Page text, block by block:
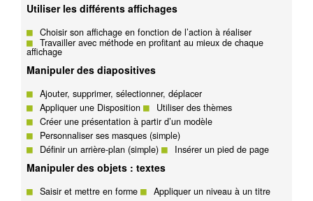
Utiliser les différents affichages
Choisir son affichage en fonction de l’action à réaliser
Travailler avec méthode en profitant au mieux de chaque
affichage
Manipuler des diapositives
Ajouter, supprimer, sélectionner, déplacer
Appliquer une Disposition
Utiliser des thèmes
Créer une présentation à partir d’un modèle
Personnaliser ses masques (simple)
Définir un arrière-plan (simple)
Insérer un pied de page
Manipuler des objets : textes
Saisir et mettre en forme Appliquer un niveau à un titre